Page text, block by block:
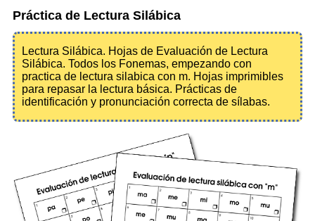
Práctica de Lectura Silábica
Lectura Silábica. Hojas de Evaluación de Lectura
Silábica. Todos los Fonemas, empezando con
practica de lectura silabica con m. Hojas imprimibles
para repasar la lectura básica. Prácticas de
identificación y pronunciación correcta de sílabas.